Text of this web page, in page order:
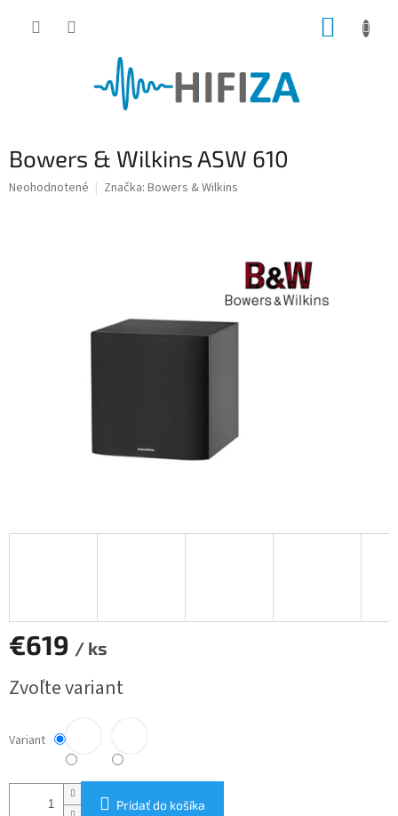
Bowers & Wilkins ASW 610
Priemerné
Neohodnotené Značka: Bowers & Wilkins
€619 / ks
cena:
Zvoľte variant
Variant
Pridať do košíka